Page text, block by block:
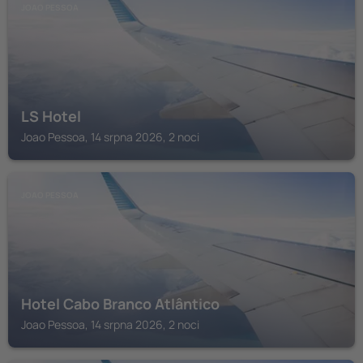
LS Hotel
Joao Pessoa, 14 srpna 2026, 2 noci
Hotel Cabo Branco Atlântico
Joao Pessoa, 14 srpna 2026, 2 noci